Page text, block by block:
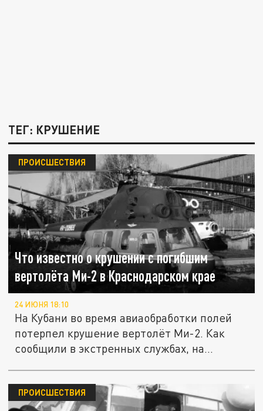
ТЕГ: КРУШЕНИЕ
Что известно о крушении с погибшим
вертолёта Ми-2 в Краснодарском крае
ПРОИСШЕСТВИЯ
24 ИЮНЯ 18:10
На Кубани во время авиаобработки полей
потерпел крушение вертолёт Ми-2. Как
сообщили в экстренных службах, на...
ПРОИСШЕСТВИЯ